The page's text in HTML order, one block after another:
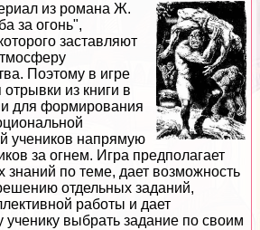
из романа Ж.
за огонь",
заставляют
Поэтому в игре
из книги в
для формирования
учеников напрямую
за огнем. Игра предполагает
знаний по теме, дает возможность
отдельных заданий,
работы и дает
выбрать задание по своим